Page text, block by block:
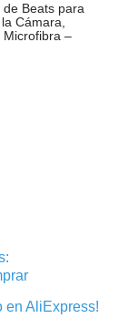
Beats para
Cámara,
–
en AliExpress!